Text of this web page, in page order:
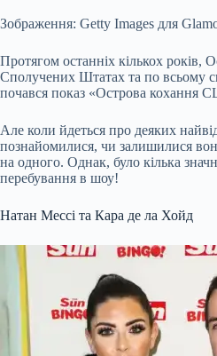
Зображення: Getty Images для
Протягом останніх кількох років,
Сполучених Штатах та по всьому
почався показ «Острова кохання
Але коли йдеться про деяких
познайомилися, чи залишилися
на одного. Однак, було кілька
перебування в шоу!
Натан Мессі та Кара де ла Хойд